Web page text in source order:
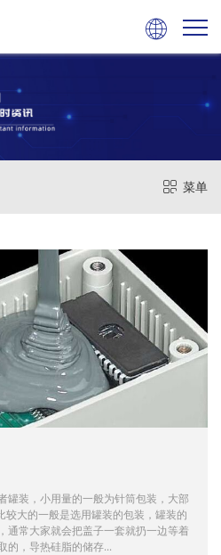

菜单
罐装，小用量的一般为针筒包装，大部
较大的一般是选用罐装的包装，罐装的
通常大家就会把盖子一套就扔一边等着
的，导热硅脂的储存...